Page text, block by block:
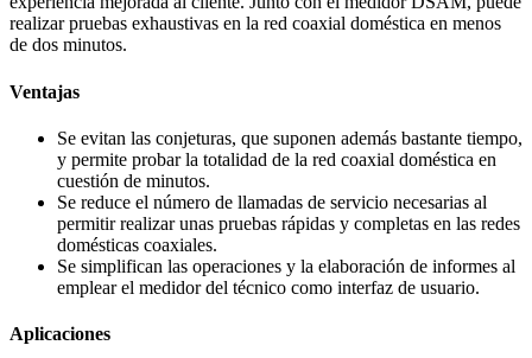
realizar pruebas exhaustivas en la red coaxial doméstica en menos
de dos minutos.
Ventajas
Se evitan las conjeturas, que suponen además bastante tiempo,
y permite probar la totalidad de la red coaxial doméstica en
cuestión de minutos.
Se reduce el número de llamadas de servicio necesarias al
permitir realizar unas pruebas rápidas y completas en las redes
domésticas coaxiales.
Se simplifican las operaciones y la elaboración de informes al
emplear el medidor del técnico como interfaz de usuario.
Aplicaciones